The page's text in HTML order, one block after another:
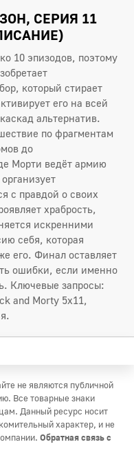
СЕРИЯ 11
10 эпизодов, поэтому
который стирает
его на всей
альтернатив.
по фрагментам
до
Морти ведёт армию
с правдой о своих
храбрость,
искренними
себя, которая
его. Финал оставляет
ошибки, если именно
Ключевые запросы:
and Morty 5x11,
не являются публичной
Все товарные знаки
Данный ресурс носит
характер, и не
Обратная связь с